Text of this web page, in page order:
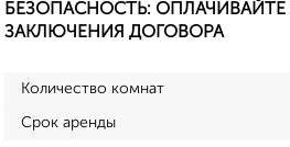
БЕЗОПАСНОСТЬ:
ЗАКЛЮЧЕНИЯ ДОГОВОРА
Количество комнат
Срок аренды